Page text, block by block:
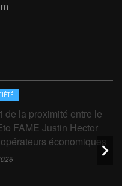
de la proximité entre le
FAME Justin Hector
économiques